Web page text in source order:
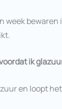
ik
en loopt